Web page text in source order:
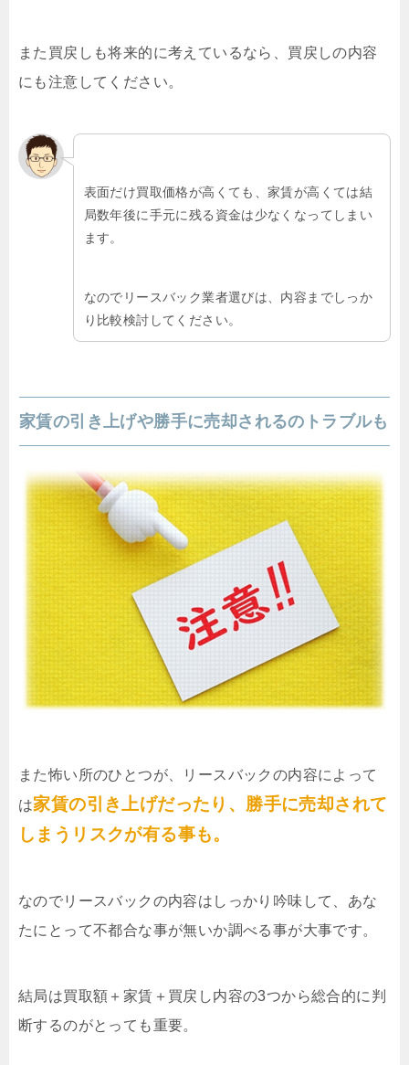
また買戻しも将来的に考えているなら、買戻しの内容
にも注意してください。
表面だけ買取価格が高くても、家賃が高くては結
局数年後に手元に残る資金は少なくなってしまい
ます。
なのでリースバック業者選びは、内容までしっか
り比較検討してください。
家賃の引き上げや勝手に売却されるのトラブルも
また怖い所のひとつが、リースバックの内容によって
は家賃の引き上げだったり、勝手に売却されて
しまうリスクが有る事も。
なのでリースバックの内容はしっかり吟味して、あな
たにとって不都合な事が無いか調べる事が大事です。
結局は買取額＋家賃＋買戻し内容の3つから総合的に判
断するのがとっても重要。